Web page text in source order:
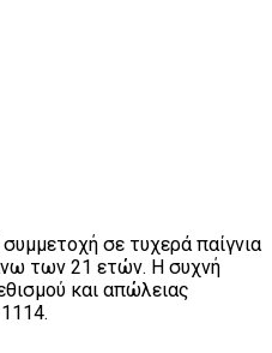
σε τυχερά παίγνια
των 21 ετών. Η συχνή
και απώλειας